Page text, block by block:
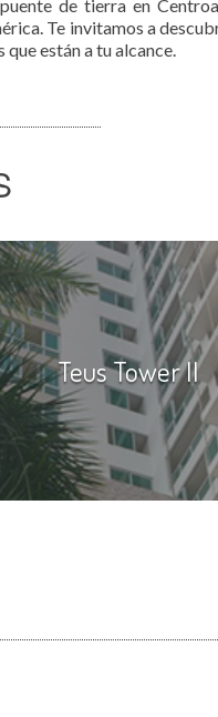
de tierra en
Te invitamos a
están a tu alcance.
Teus Tower II